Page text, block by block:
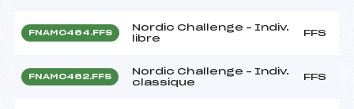
FNAM0464.FFS
Nordic Challenge – Indiv.
libre
FFS
FNAM0462.FFS
Nordic Challenge – Indiv.
classique
FFS